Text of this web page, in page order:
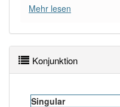
einem anderen Artikel
Das Wort wird häufig
99% unserer Spielapp-
Mehr lesen
Konjunktion
Singular